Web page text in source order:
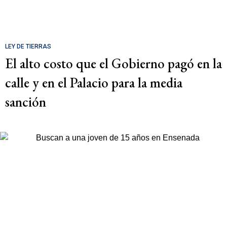
LEY DE TIERRAS
El alto costo que el Gobierno pagó en la
calle y en el Palacio para la media
sanción